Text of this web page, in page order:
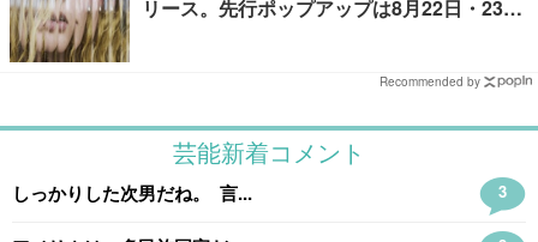
リース。先行ポップアップは8月22日・23日
Recommended by